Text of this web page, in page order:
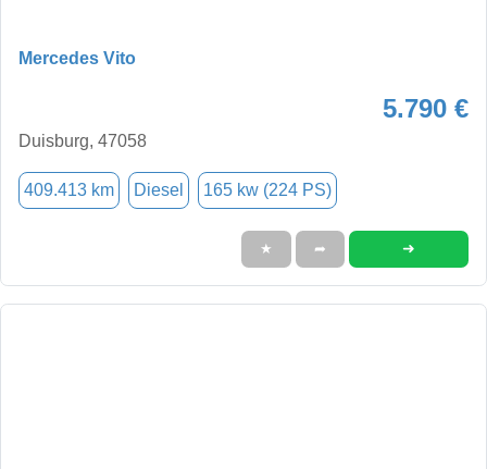
Mercedes Vito
5.790 €
Duisburg, 47058
409.413 km Diesel 165 kw (224 PS)
★ ➦ ➜